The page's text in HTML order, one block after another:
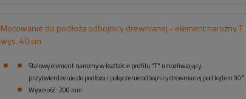
Mocowanie do podłoża odbojnicy drewnianej - element narożny T
wys. 40 cm
Stalowy element narożny w kształcie profilu "T" umożliwiający
przytwierdzenie do podłoża i połączenie odbojnicy drewnianej pod kątem 90°.
Wysokość: 200 mm